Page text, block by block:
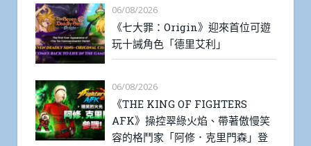
06/08/2026
《七大罪：Origin》迎來首位可遊
玩十誡角色「德里艾利」
06/08/2026
《THE KING OF FIGHTERS
AFK》操控翠綠火焰、帶著傲慢笑
容的格鬥家「阿修．克里門森」登